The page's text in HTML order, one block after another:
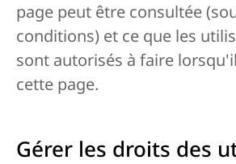
page peut être consultée
conditions) et ce que les
sont autorisés à faire
cette page.
Gérer les droits des